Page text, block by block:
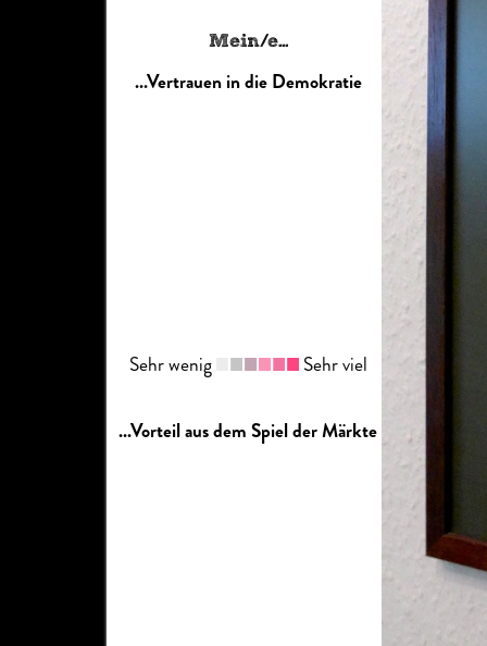
Mein/e...
...Vertrauen in die Demokratie
Sehr wenig Sehr viel
...Vorteil aus dem Spiel der Märkte